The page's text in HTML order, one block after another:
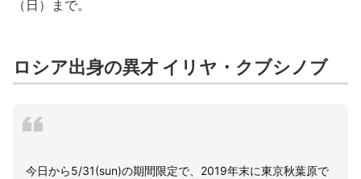
（日）まで。
ロシア出身の異才 イリヤ・クブシノブ
今日から5/31(sun)の期間限定で、2019年末に東京秋葉原で